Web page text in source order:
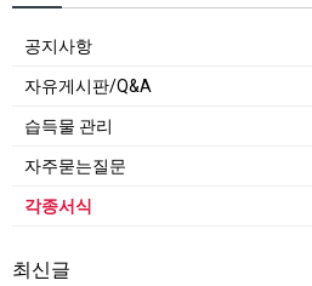
공지사항
자유게시판/Q&A
습득물 관리
자주묻는질문
각종서식
최신글